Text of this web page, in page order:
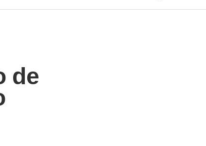
de